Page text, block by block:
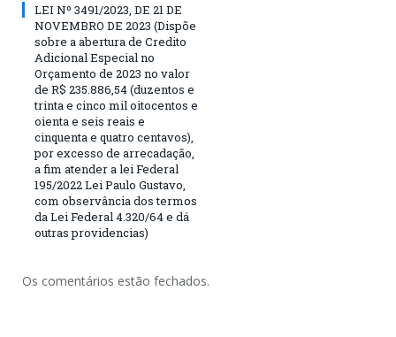
LEI Nº 3491/2023, DE 21 DE
NOVEMBRO DE 2023 (Dispõe
sobre a abertura de Credito
Adicional Especial no
Orçamento de 2023 no valor
de R$ 235.886,54 (duzentos e
trinta e cinco mil oitocentos e
oienta e seis reais e
cinquenta e quatro centavos),
por excesso de arrecadação,
a fim atender a lei Federal
195/2022 Lei Paulo Gustavo,
com observância dos termos
da Lei Federal 4.320/64 e dá
outras providencias)
Os comentários estão fechados.